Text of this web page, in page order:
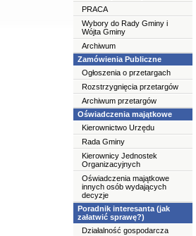
PRACA
Wybory do Rady Gminy i
Wójta Gminy
Archiwum
Zamówienia Publiczne
Ogłoszenia o przetargach
Rozstrzygnięcia przetargów
Archiwum przetargów
Oświadczenia majątkowe
Kierownictwo Urzędu
Rada Gminy
Kierownicy Jednostek
Organizacyjnych
Oświadczenia majątkowe
innych osób wydających
decyzje
Poradnik interesanta (jak
załatwić sprawę?)
Działalność gospodarcza